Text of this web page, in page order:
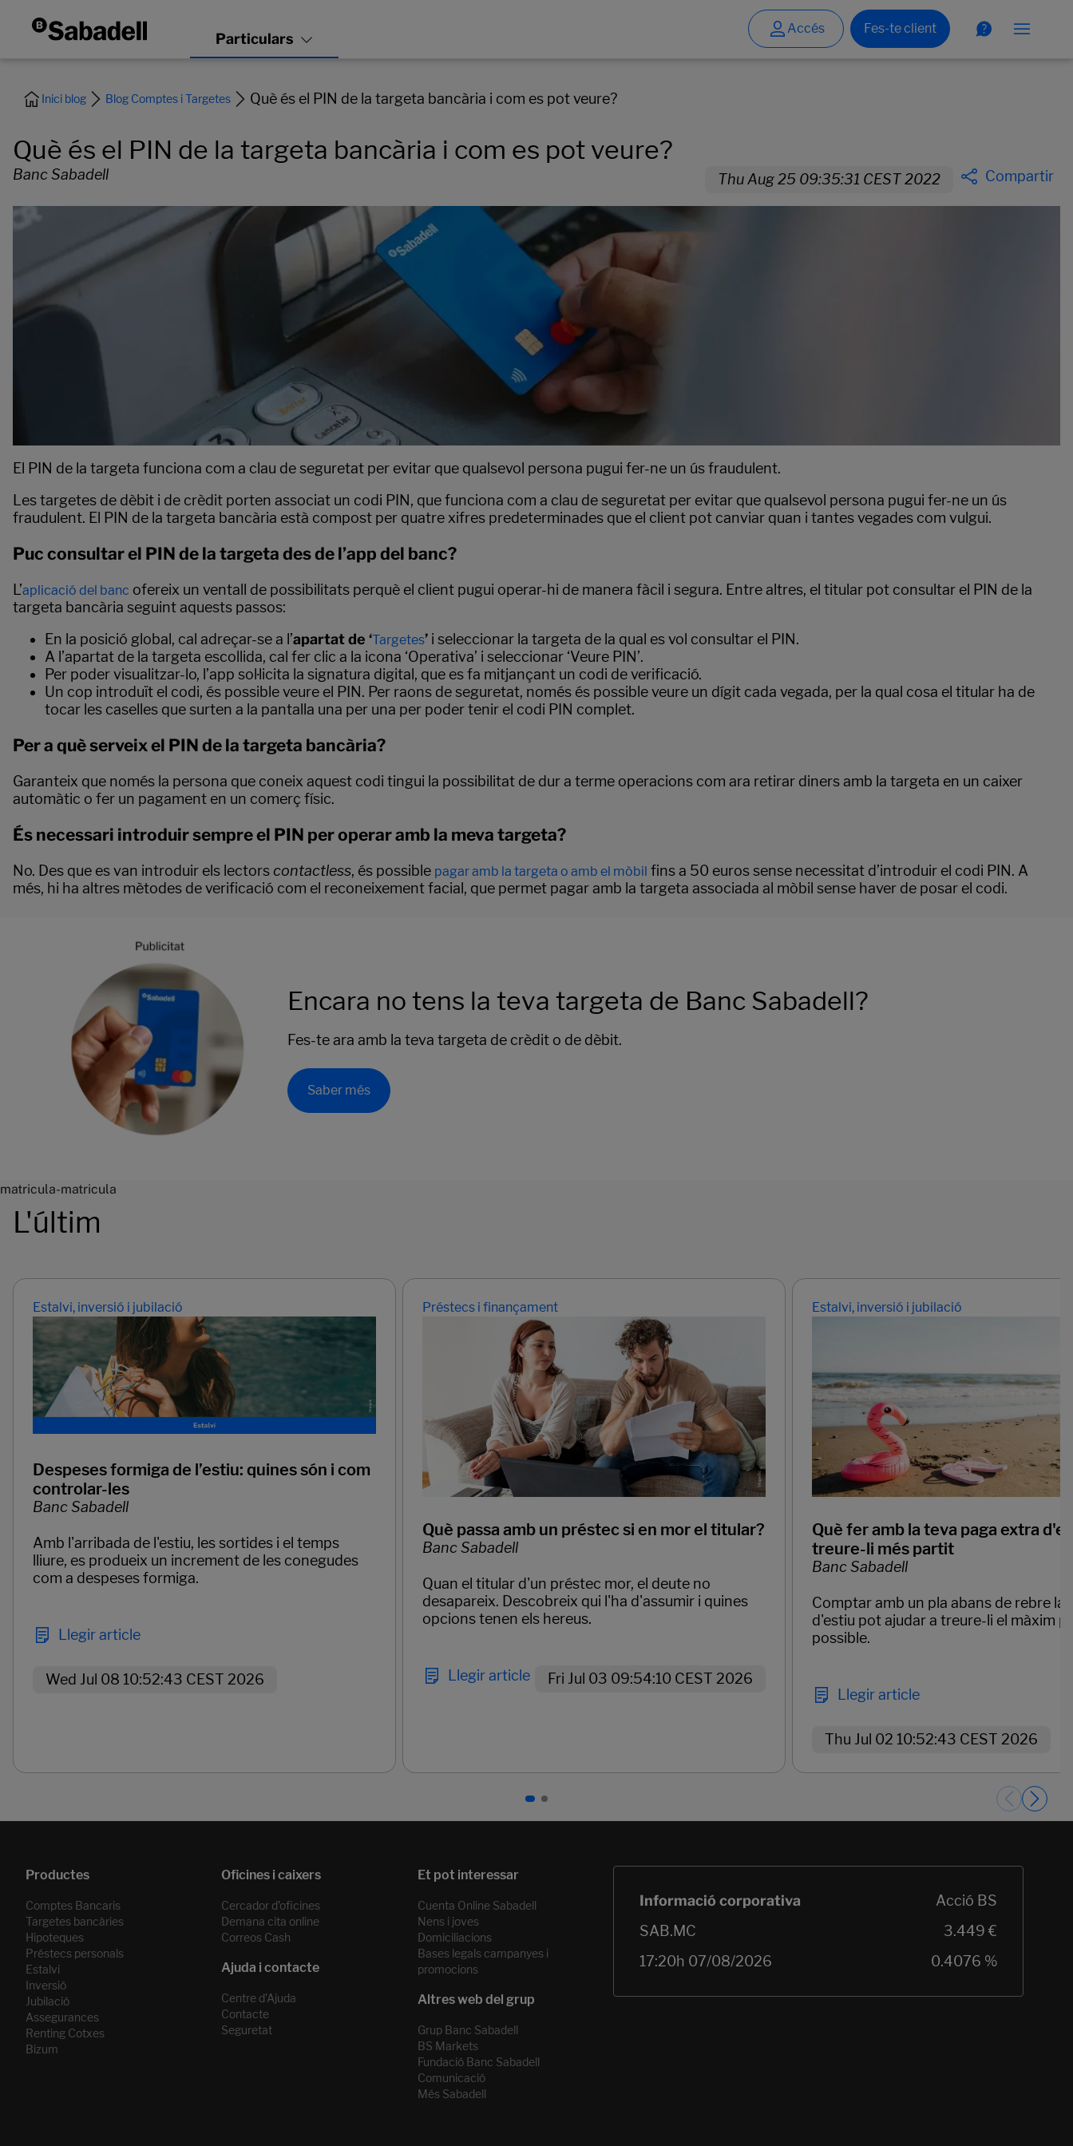
Inici blog Blog Comptes i Targetes Què és el PIN de la targeta bancària i com es pot veure?
Què és el PIN de la targeta bancària i com es pot veure?
Banc Sabadell Thu Aug 25 09:35:31 CEST 2022 Compartir
El PIN de la targeta funciona com a clau de seguretat per evitar que qualsevol persona pugui fer-ne un ús fraudulent.
Les targetes de dèbit i de crèdit porten associat un codi PIN, que funciona com a clau de seguretat per evitar que qualsevol persona pugui fer-ne un ús
fraudulent. El PIN de la targeta bancària està compost per quatre xifres predeterminades que el client pot canviar quan i tantes vegades com vulgui.
Puc consultar el PIN de la targeta des de l’app del banc?
L’aplicació del banc ofereix un ventall de possibilitats perquè el client pugui operar-hi de manera fàcil i segura. Entre altres, el titular pot consultar el PIN de la
targeta bancària seguint aquests passos:
En la posició global, cal adreçar-se a l’apartat de ‘Targetes’ i seleccionar la targeta de la qual es vol consultar el PIN.
A l’apartat de la targeta escollida, cal fer clic a la icona ‘Operativa’ i seleccionar ‘Veure PIN’.
Per poder visualitzar-lo, l’app sol·licita la signatura digital, que es fa mitjançant un codi de verificació.
Un cop introduït el codi, és possible veure el PIN. Per raons de seguretat, només és possible veure un dígit cada vegada, per la qual cosa el titular ha de
tocar les caselles que surten a la pantalla una per una per poder tenir el codi PIN complet.
Per a què serveix el PIN de la targeta bancària?
Garanteix que només la persona que coneix aquest codi tingui la possibilitat de dur a terme operacions com ara retirar diners amb la targeta en un caixer
automàtic o fer un pagament en un comerç físic.
És necessari introduir sempre el PIN per operar amb la meva targeta?
No. Des que es van introduir els lectors contactless, és possible pagar amb la targeta o amb el mòbil fins a 50 euros sense necessitat d’introduir el codi PIN. A
més, hi ha altres mètodes de verificació com el reconeixement facial, que permet pagar amb la targeta associada al mòbil sense haver de posar el codi.
Encara no tens la teva targeta de Banc Sabadell?
Fes-te ara amb la teva targeta de crèdit o de dèbit.
Saber més
matricula-matricula
L'últim
Estalvi, inversió i jubilació
Despeses formiga de l’estiu: quines són i com
controlar-les
Banc Sabadell
Amb l'arribada de l'estiu, les sortides i el temps
lliure, es produeix un increment de les conegudes
com a despeses formiga.
Llegir article
Wed Jul 08 10:52:43 CEST 2026
Préstecs i finançament
Què passa amb un préstec si en mor el titular?
Banc Sabadell
Quan el titular d'un préstec mor, el deute no
desapareix. Descobreix qui l'ha d'assumir i quines
opcions tenen els hereus.
Llegir article Fri Jul 03 09:54:10 CEST 2026
Estalvi, inversió i jubilació
Què fer amb la teva paga extra
treure-li més partit
Banc Sabadell
Comptar amb un pla abans de rebre la
d'estiu pot ajudar a treure-li el màxim
possible.
Llegir article
Thu Jul 02 10:52:43 CEST 2026
Comptes Bancaris
Targetes bancàries
Hipoteques
Préstecs personals
Estalvi
Inversió
Jubilació
Assegurances
Renting Cotxes
Bizum
Cercador d’oficines
Demana cita online
Correos Cash
Centre d’Ajuda
Contacte
Seguretat
Cuenta Online Sabadell
Nens i joves
Domiciliacions
Bases legals campanyes i
promocions
Grup Banc Sabadell
BS Markets
Fundació Banc Sabadell
Comunicació
Més Sabadell